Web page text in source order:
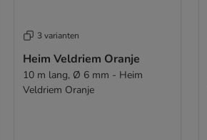
3 varianten
Heim Veldriem Oranje
10 m lang, Ø 6 mm - Heim
Veldriem Oranje